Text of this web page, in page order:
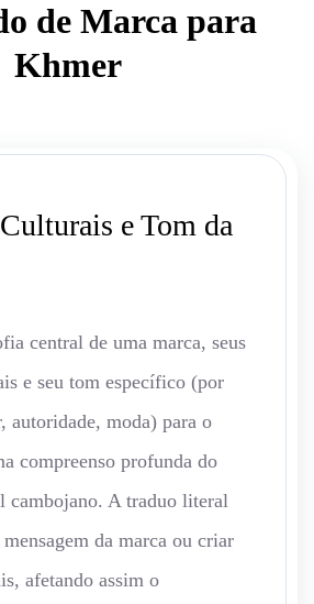
de Marca para
Khmer
e Tom da
central de uma marca, seus
e seu tom específico (por
autoridade, moda) para o
compreenso profunda do
cambojano. A traduo literal
da marca ou criar
afetando assim o